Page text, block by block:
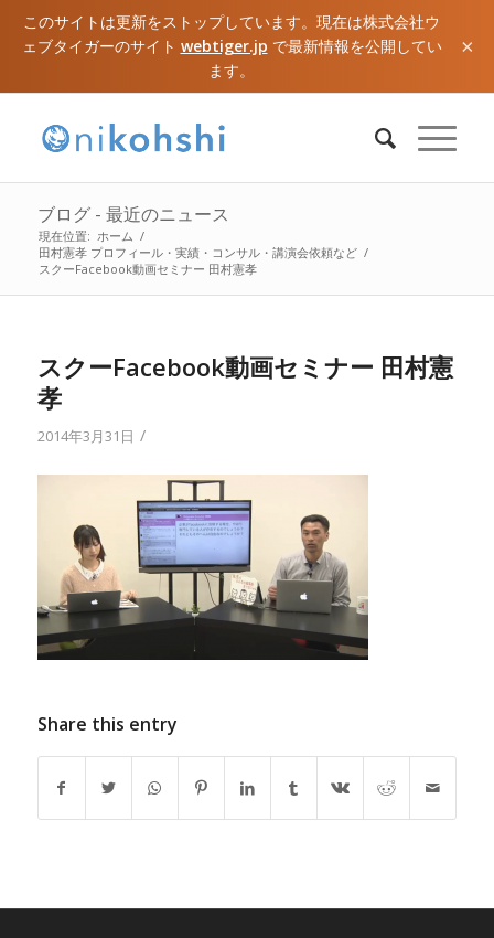
このサイトは更新をストップしています。現在は株式会社ウ
ェブタイガーのサイト webtiger.jp で最新情報を公開してい
ます。
×
ブログ - 最近のニュース
現在位置: ホーム /
田村憲孝 プロフィール・実績・コンサル・講演会依頼など /
スクーFacebook動画セミナー 田村憲孝
スクーFacebook動画セミナー 田村憲
孝
2014年3月31日 /
Share this entry